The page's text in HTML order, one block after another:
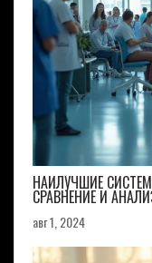
НАИЛУЧШИЕ
СРАВНЕНИЕ И
авг 1, 2024